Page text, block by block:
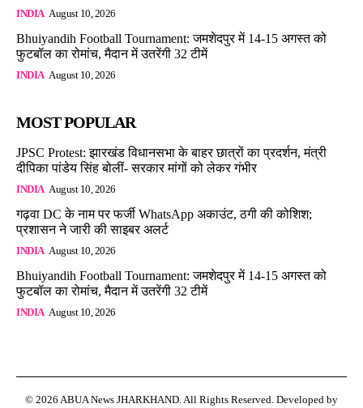
INDIA August 10, 2026
Bhuiyandih Football Tournament: जमशेदपुर में 14-15 अगस्त को
फुटबॉल का रोमांच, मैदान में उतरेंगी 32 टीमें
INDIA August 10, 2026
MOST POPULAR
JPSC Protest: झारखंड विधानसभा के बाहर छात्रों का प्रदर्शन, मंत्री
दीपिका पांडेय सिंह बोलीं- सरकार मांगों को लेकर गंभीर
INDIA August 10, 2026
गढ़वा DC के नाम पर फर्जी WhatsApp अकाउंट, ठगी की कोशिश;
प्रशासन ने जारी की साइबर अलर्ट
INDIA August 10, 2026
Bhuiyandih Football Tournament: जमशेदपुर में 14-15 अगस्त को
फुटबॉल का रोमांच, मैदान में उतरेंगी 32 टीमें
INDIA August 10, 2026
© 2026 ABUA News JHARKHAND. All Rights Reserved. Developed by